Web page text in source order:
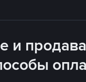
и